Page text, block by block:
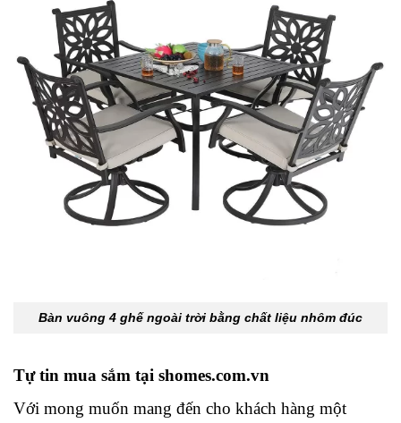
Bàn vuông 4 ghế ngoài trời bằng chất liệu nhôm đúc
Tự tin mua sắm tại shomes.com.vn
Với mong muốn mang đến cho khách hàng một